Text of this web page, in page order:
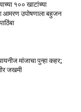
१०० खाटांच्या
आमरण उपोषणाला बहुजन
मांजाचा पुन्हा कहर;
जखमी